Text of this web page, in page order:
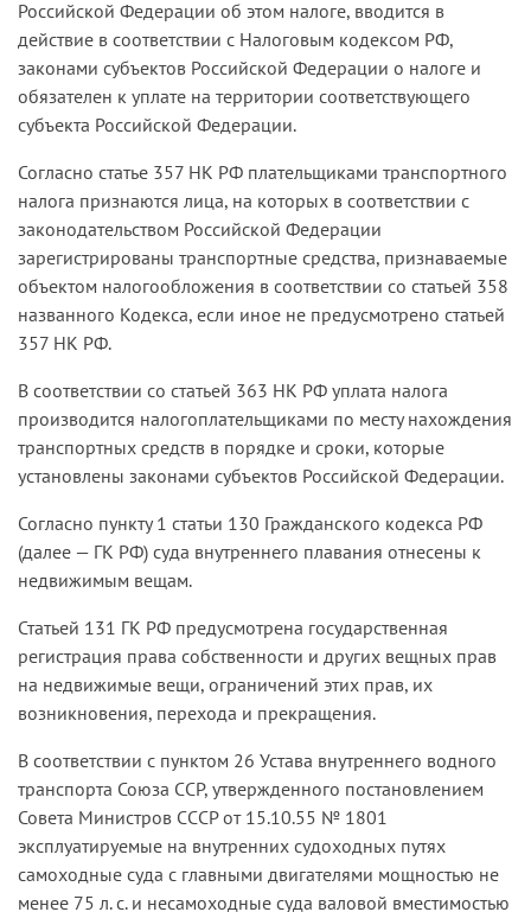
Российской Федерации об этом налоге, вводится в
действие в соответствии с Налоговым кодексом РФ,
законами субъектов Российской Федерации о налоге и
обязателен к уплате на территории соответствующего
субъекта Российской Федерации.
Согласно статье 357 НК РФ плательщиками транспортного
налога признаются лица, на которых в соответствии с
законодательством Российской Федерации
зарегистрированы транспортные средства, признаваемые
объектом налогообложения в соответствии со статьей 358
названного Кодекса, если иное не предусмотрено статьей
357 НК РФ.
В соответствии со статьей 363 НК РФ уплата налога
производится налогоплательщиками по месту нахождения
транспортных средств в порядке и сроки, которые
установлены законами субъектов Российской Федерации.
Согласно пункту 1 статьи 130 Гражданского кодекса РФ
(далее — ГК РФ) суда внутреннего плавания отнесены к
недвижимым вещам.
Статьей 131 ГК РФ предусмотрена государственная
регистрация права собственности и других вещных прав
на недвижимые вещи, ограничений этих прав, их
возникновения, перехода и прекращения.
В соответствии с пунктом 26 Устава внутреннего водного
транспорта Союза ССР, утвержденного постановлением
Совета Министров СССР от 15.10.55 № 1801
эксплуатируемые на внутренних судоходных путях
самоходные суда с главными двигателями мощностью не
менее 75 л. с. и несамоходные суда валовой вместимостью